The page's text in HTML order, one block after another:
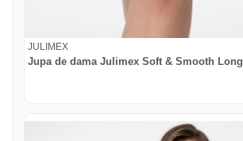
JULIMEX
Jupa de dama Julimex Soft & Smooth Long